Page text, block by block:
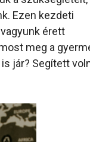
Ezen kezdeti
érett
meg a
jár? Segített